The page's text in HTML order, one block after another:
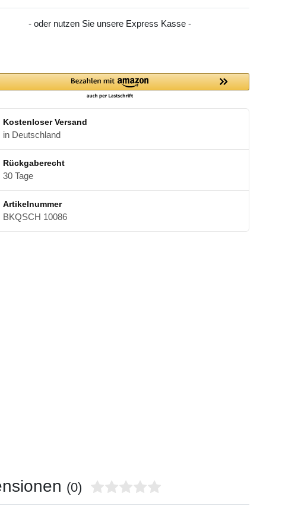
- oder nutzen Sie unsere Express Kasse -
Kostenloser Versand
in Deutschland
Rückgaberecht
30 Tage
Artikelnummer
BKQSCH 10086
(0)